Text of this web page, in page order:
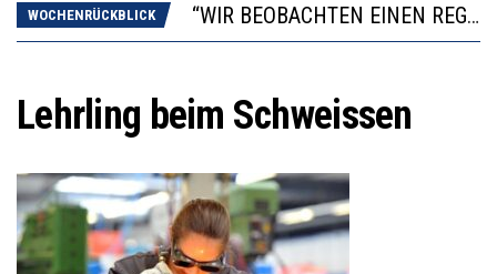
WOCHENRÜCKBLICK
“WIR BEOBACHTEN EINEN REGELRECHTEN STURZFLUG BEI DEN LERNLEISTUNGEN”
DIE VERSTÄRKTE HARMONISIERUNG IM SCHULWESEN VERRINGERT DAS INNOVATIONSPOTENZIAL
Lehrling beim Schweissen